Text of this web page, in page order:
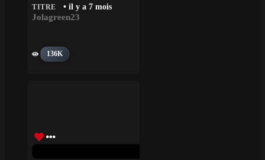
TITRE • il y a 7 mois
Jolagreen23
136K